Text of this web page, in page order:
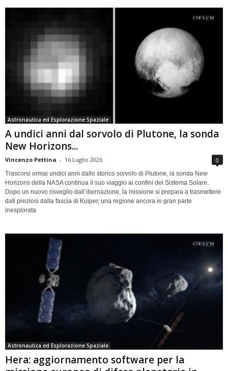
Astronautica ed Esplorazione Spaziale
A undici anni dal sorvolo di Plutone, la sonda
New Horizons...
Vincenzo Pettina - 16 Luglio 2026 0
Trascorsi ormai undici anni dallo storico sorvolo di Plutone, la sonda New
Horizons della NASA continua il suo viaggio ai confini del Sistema Solare.
Dopo un nuovo risveglio dall’ibernazione, la missione si prepara a trasmettere
dati preziosi dalla fascia di Kuiper, una regione ancora in gran parte
inesplorata
Astronautica ed Esplorazione Spaziale
Hera: aggiornamento software per la